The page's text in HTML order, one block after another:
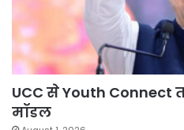
UCC से Youth Connect
मॉडल